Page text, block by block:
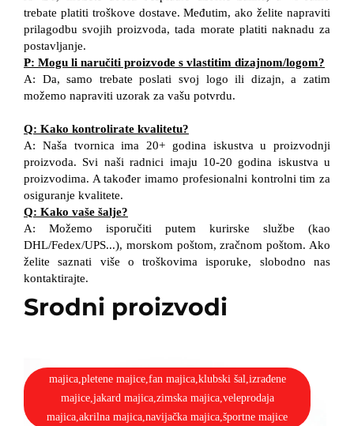
trebate platiti troškove dostave. Međutim, ako želite napraviti
prilagodbu svojih proizvoda, tada morate platiti naknadu za
postavljanje.
P: Mogu li naručiti proizvode s vlastitim dizajnom/logom?
A: Da, samo trebate poslati svoj logo ili dizajn, a zatim
možemo napraviti uzorak za vašu potvrdu.
Q: Kako kontrolirate kvalitetu?
A: Naša tvornica ima 20+ godina iskustva u proizvodnji
proizvoda. Svi naši radnici imaju 10-20 godina iskustva u
proizvodima. A također imamo profesionalni kontrolni tim za
osiguranje kvalitete.
Q: Kako vaše šalje?
A: Možemo isporučiti putem kurirske službe (kao
DHL/Fedex/UPS...), morskom poštom, zračnom poštom. Ako
želite saznati više o troškovima isporuke, slobodno nas
kontaktirajte.
Srodni proizvodi
majica,pletene majice,fan majica,klubski šal,izrađene
majice,jakard majica,zimska majica,veleprodaja
majica,akrilna majica,navijačka majica,športne majice